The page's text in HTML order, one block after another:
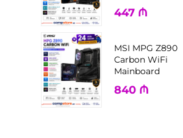
447 ₼
MSI MPG Z890
Carbon WiFi
Mainboard
840 ₼